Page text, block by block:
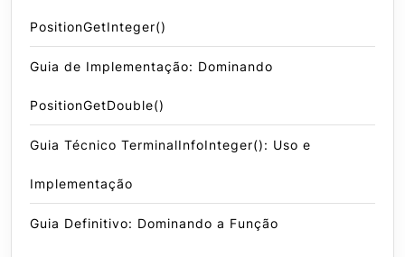
PositionGetInteger()
Guia de Implementação: Dominando
PositionGetDouble()
Guia Técnico TerminalInfoInteger(): Uso e
Implementação
Guia Definitivo: Dominando a Função